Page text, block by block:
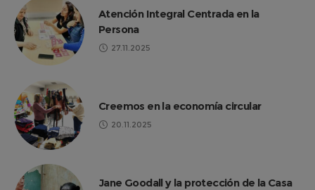
Atención Integral Centrada en la
Persona
27.11.2025
Creemos en la economía circular
20.11.2025
Jane Goodall y la protección de la Casa